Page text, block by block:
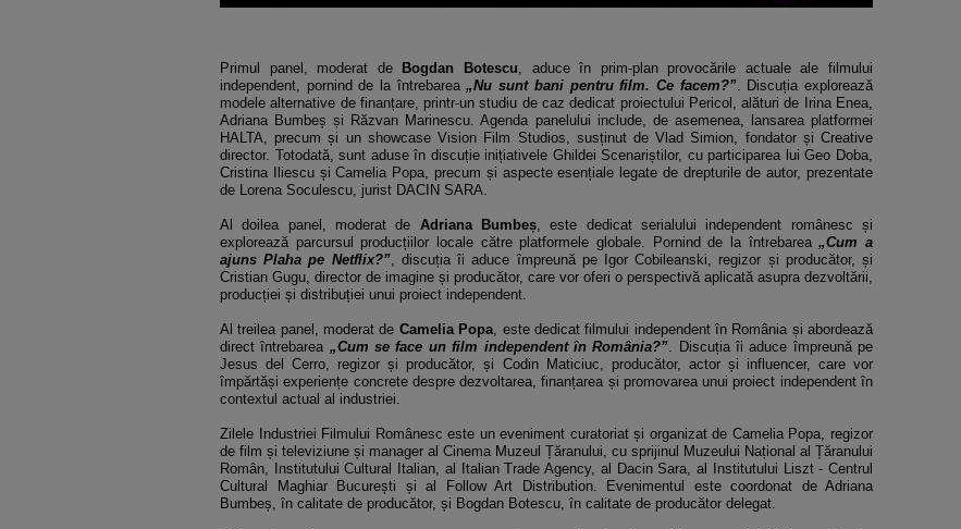
Primul panel, moderat de Bogdan Botescu, aduce în prim-plan provocările actuale ale filmului
independent, pornind de la întrebarea„Nu sunt bani pentru film. Ce facem?”. Discuția explorează
modele alternative de finanțare, printr-un studiu de caz dedicat proiectului Pericol, alături de Irina Enea,
Adriana Bumbeș și Răzvan Marinescu. Agenda panelului include, de asemenea, lansarea platformei
HALTA, precum și un showcase Vision Film Studios, susținut de Vlad Simion, fondator și Creative
director. Totodată, sunt aduse în discuție inițiativele Ghildei Scenariștilor, cu participarea lui Geo Doba,
Cristina Iliescu și Camelia Popa, precum și aspecte esențiale legate de drepturile de autor, prezentate
de Lorena Soculescu, jurist DACIN SARA.
Al doilea panel, moderat de Adriana Bumbeș, este dedicat serialului independent românesc și
explorează parcursul producțiilor locale către platformele globale. Pornind de la întrebarea„Cum a
ajuns Plaha pe Netflix?”, discuția îi aduce împreună pe Igor Cobileanski, regizor și producător, și
Cristian Gugu, director de imagine și producător, care vor oferi o perspectivă aplicată asupra dezvoltării,
producției și distribuției unui proiect independent.
Al treilea panel, moderat de Camelia Popa, este dedicat filmului independent în România și abordează
direct întrebarea „Cum se face un film independent în România?”. Discuția îi aduce împreună pe
Jesus del Cerro, regizor și producător, și Codin Maticiuc, producător, actor și influencer, care vor
împărtăși experiențe concrete despre dezvoltarea, finanțarea și promovarea unui proiect independent în
contextul actual al industriei.
Zilele Industriei Filmului Românesc este un eveniment curatoriat și organizat de Camelia Popa, regizor
de film și televiziune și manager al Cinema Muzeul Țăranului, cu sprijinul Muzeului Național al Țăranului
Român, Institutului Cultural Italian, al Italian Trade Agency, al Dacin Sara, al Institutului Liszt - Centrul
Cultural Maghiar București și al Follow Art Distribution. Evenimentul este coordonat de Adriana
Bumbeș, în calitate de producător, și Bogdan Botescu, în calitate de producător delegat.